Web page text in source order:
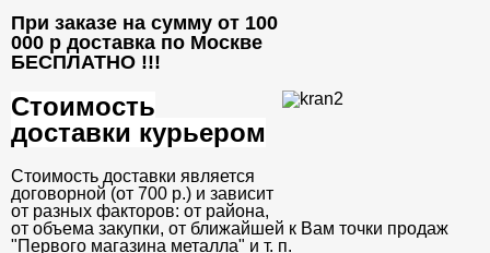
При заказе на сумму от 100
000 р доставка по Москве
БЕСПЛАТНО !!!
Стоимость
доставки курьером
Стоимость доставки является
договорной (от 700 р.) и зависит
от разных факторов: от района,
от объема закупки, от ближайшей к Вам точки продаж
"Первого магазина металла" и т. п.